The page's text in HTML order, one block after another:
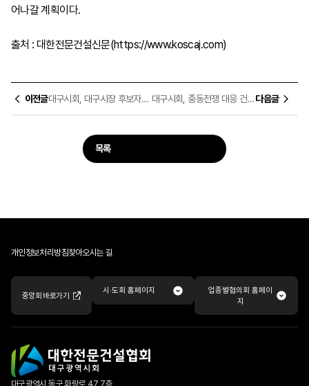
어나갈 계획이다.
출처 : 대한전문건설신문(https://www.koscaj.com)
이전글 대구시회, 대구시장 후보자와의 정책간담회서 현안 건의 대구시회, 중동전쟁 대응 건설업계 간담회서 현안 논의다음글
목록
개인정보처리방침찾아오시는 길
중앙회 바로가기
시·도회 홈페이지
업종별협의회 홈페이
지
대구광역시 동구 화랑로 47, 7층